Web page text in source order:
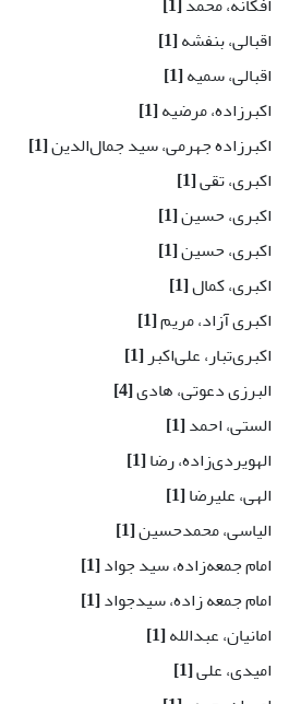
اقبالی، بنفشه[1]
اقبالی، سمیه[1]
اکبرزاده، مرضیه[1]
اکبرزاده جهرمی، سید جمال‌الدین[1]
اکبری، تقی[1]
اکبری، حسین[1]
اکبری، حسین[1]
اکبری، کمال[1]
اکبری آزاد، مریم[1]
اکبری‌تبار، علی‌اکبر[1]
البرزی دعوتی، هادی[4]
الستی، احمد[1]
الهویردی‌زاده، رضا[1]
الهی، علیرضا[1]
الیاسی، محمدحسین[1]
امام جمعه‌زاده، سید جواد[1]
امام جمعه زاده، سیدجواد[1]
امانیان، عبدالله[1]
امیدی، علی[1]